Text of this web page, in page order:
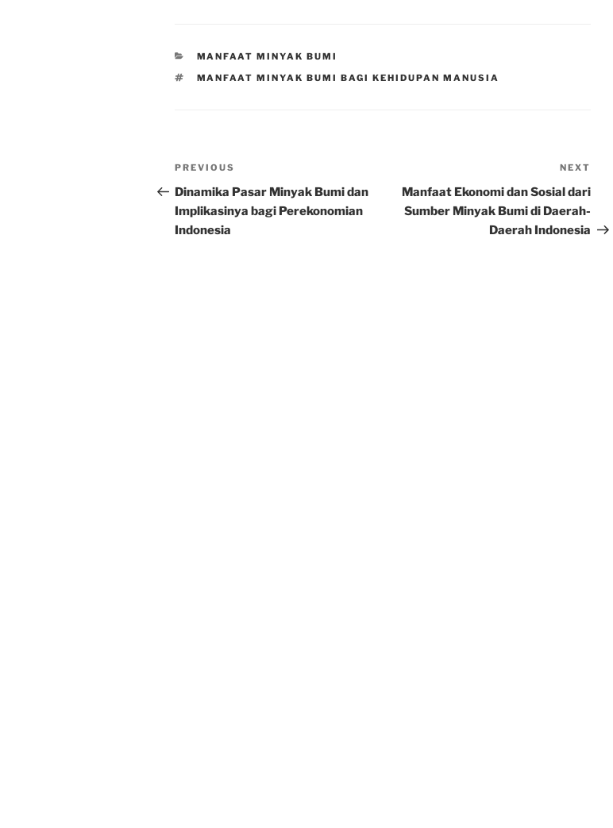
CATEGORIES
MANFAAT MINYAK BUMI
TAGS
MANFAAT MINYAK BUMI BAGI KEHIDUPAN MANUSIA
Post
navigation
Previous
Post
PREVIOUS
Dinamika Pasar Minyak Bumi dan
Implikasinya bagi Perekonomian
Indonesia
Post
NEXT
Manfaat Ekonomi dan Sosial dari
Sumber Minyak Bumi di Daerah-
Daerah Indonesia